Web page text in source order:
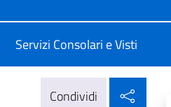
Servizi Consolari e Visti
Condividi